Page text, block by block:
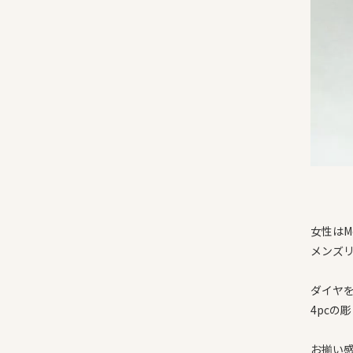
女性は
メンズ
ダイヤ
4pcの
お揃い